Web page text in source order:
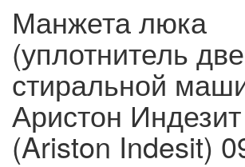
Манжета люка
(уплотнитель
стиральной
Аристон Индезит
(Ariston Indesit)